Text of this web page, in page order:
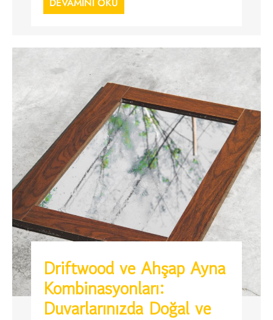
DEVAMINI OKU
Driftwood ve Ahşap Ayna
Kombinasyonları:
Duvarlarınızda Doğal ve